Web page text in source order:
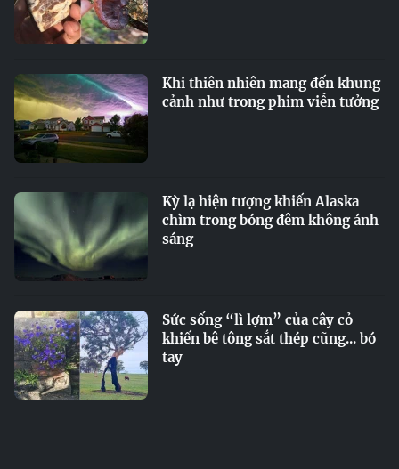
Khi thiên nhiên mang đến khung
cảnh như trong phim viễn tưởng
Kỳ lạ hiện tượng khiến Alaska
chìm trong bóng đêm không ánh
sáng
Sức sống “lì lợm” của cây cỏ
khiến bê tông sắt thép cũng... bó
tay